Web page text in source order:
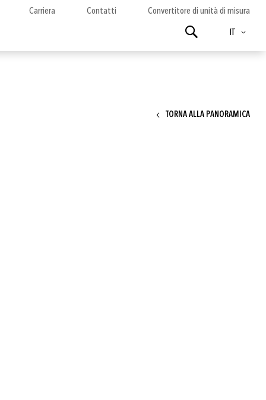
Carriera Contatti Convertitore di unità di misura
Lingua
IT
TORNA ALLA PANORAMICA